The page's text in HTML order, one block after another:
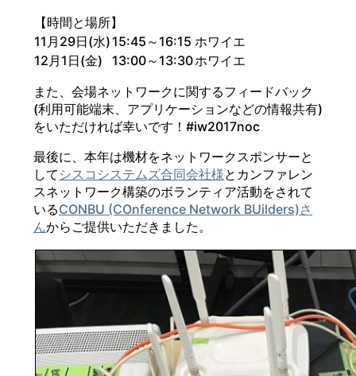
【時間と場所】
11月29日(水) 15:45～16:15 ホワイエ
12月1日(金)
13:00～13:30ホワイエ
また、会場ネットワークに関するフィードバック
(利用可能端末、アプリケーションなどの情報共有)
をいただければ幸いです！#iw2017noc
最後に、本年は機材をネットワークスポンサーと
して シスコシステムズ合同会社様とカンファレン
スネットワーク構築のボランティア活動をされて
いるCONBU (COnference Network BUilders)さ
んからご提供いただきました。